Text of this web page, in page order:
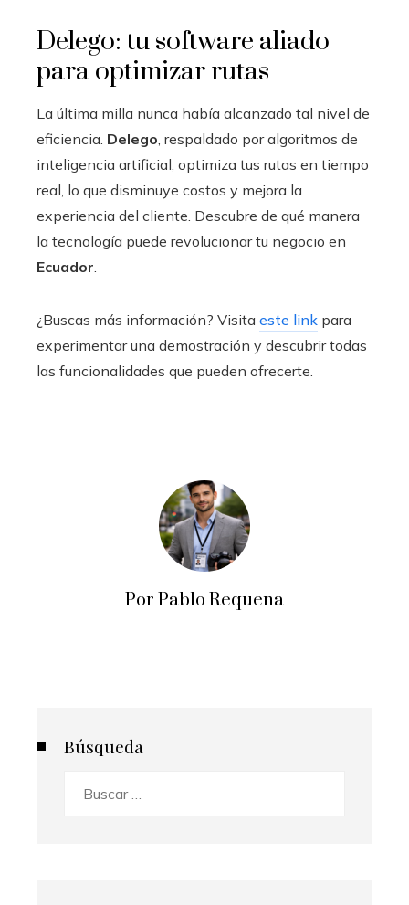
Delego: tu software aliado
para optimizar rutas
La última milla nunca había alcanzado tal nivel de
eficiencia. Delego , respaldado por algoritmos de
inteligencia artificial, optimiza tus rutas en tiempo
real, lo que disminuye costos y mejora la
experiencia del cliente. Descubre de qué manera
la tecnología puede revolucionar tu negocio en
Ecuador
¿Buscas más información? Visita este link para
experimentar una demostración y descubrir todas
las funcionalidades que pueden ofrecerte.
Por Pablo Requena
Búsqueda